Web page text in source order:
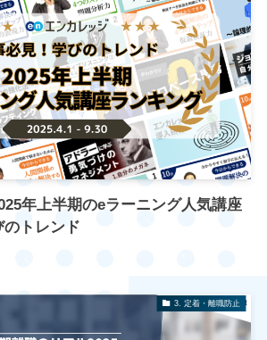
年上半期のeラーニング人気講座
のトレンド
3. 定着・離職防止